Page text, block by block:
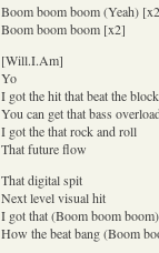
Boom boom boom (Yeah)
Boom boom boom [x2]
[Will.I.Am]
Yo
I got the hit that beat the block
You can get that bass
I got the that rock and roll
That future flow
That digital spit
Next level visual hit
I got that (Boom boom boom)
How the beat bang (Boom